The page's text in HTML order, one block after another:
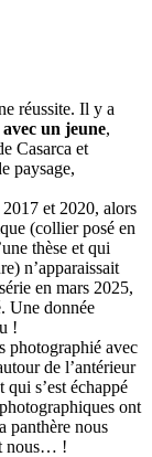
réussite. Il y a
un jeune,
Casarca et
paysage,
et 2020, alors
(collier posé en
thèse et qui
n’apparaissait
en mars 2025,
Une donnée
!
photographié avec
de l’antérieur
s’est échappé
ont
panthère nous
nous… !